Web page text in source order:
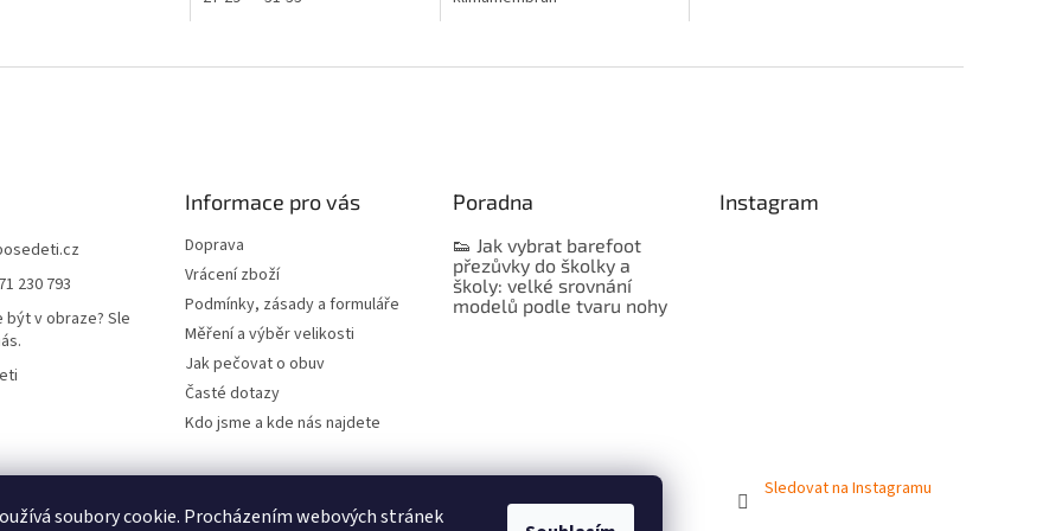
soubory cookie. Procházením webových stránek
230 793
být v obraze? Sle
Informace pro vás
Doprava
Vrácení zboží
Podmínky, zásady a formuláře
Měření a výběr velikosti
Jak pečovat o obuv
Časté dotazy
Kdo jsme a kde nás najdete
Poradna
👟 Jak vybrat barefoot
přezůvky do školky a
školy: velké srovnání
modelů podle tvaru nohy
Instagram
Sledovat na Instagramu